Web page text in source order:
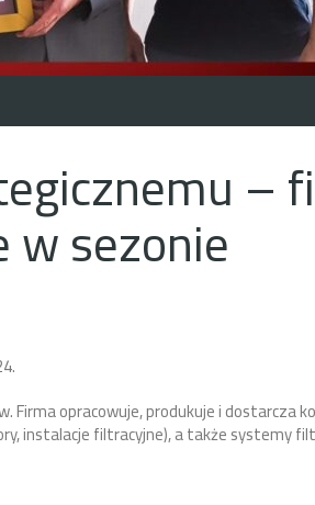
–
sezonie
Firma opracowuje, produkuje i dostarcza
instalacje filtracyjne), a także systemy